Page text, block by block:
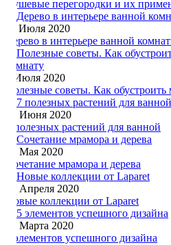
Душевые перегородки и их
11 Июля 2020
Дерево в интерьере ванной
3 Июля 2020
Полезные советы. Как
16 Июня 2020
7 полезных растений для ванной
21 Мая 2020
Сочетание мрамора и дерева
18 Апреля 2020
Новые коллекции от Laparet
26 Марта 2020
5 элементов успешного дизайна